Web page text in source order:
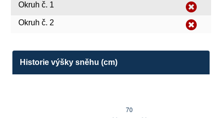
Okruh č. 1
Okruh č. 2
Historie výšky sněhu (cm)